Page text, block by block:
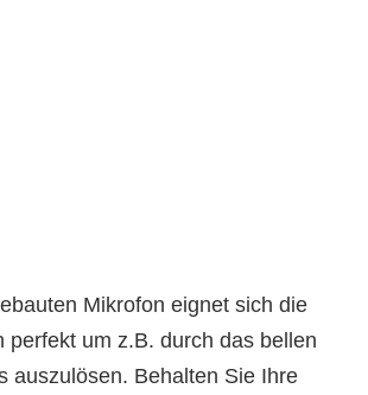
Mikrofon eignet sich die
perfekt um z.B. durch das bellen
auszulösen. Behalten Sie Ihre